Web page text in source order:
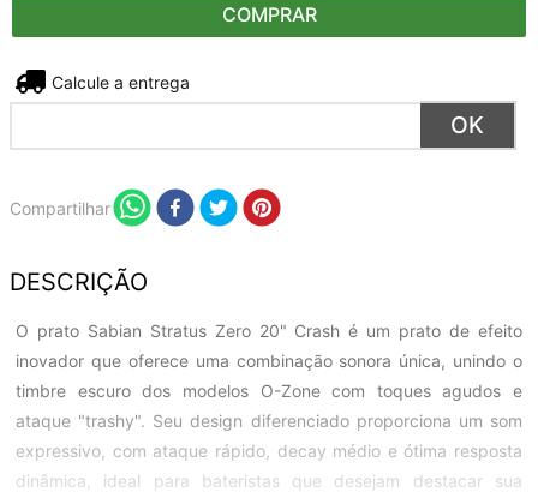
COMPRAR
Não sei meu CEP
Compartilhar
DESCRIÇÃO
O prato Sabian Stratus Zero 20" Crash é um prato de efeito
inovador que oferece uma combinação sonora única, unindo o
timbre escuro dos modelos O-Zone com toques agudos e
ataque "trashy". Seu design diferenciado proporciona um som
expressivo, com ataque rápido, decay médio e ótima resposta
dinâmica, ideal para bateristas que desejam destacar sua